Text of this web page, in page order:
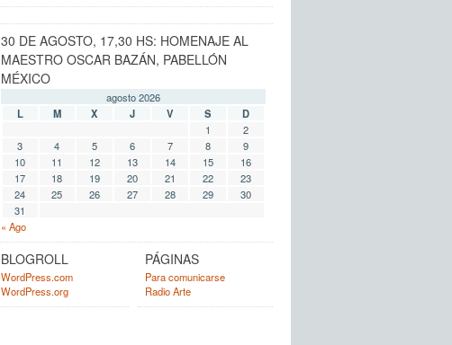
30 DE AGOSTO, 17,30 HS: HOMENAJE AL
MAESTRO OSCAR BAZÁN, PABELLÓN
MÉXICO
agosto 2026
L
M X J V S
D
1
2
3
4 5 6 7 8
9
10
11 12 13 14 15
16
17
18 19 20 21 22
23
24
25 26 27 28 29
30
31
« Ago
BLOGROLL
WordPress.com
WordPress.org
PÁGINAS
Para comunicarse
Radio Arte